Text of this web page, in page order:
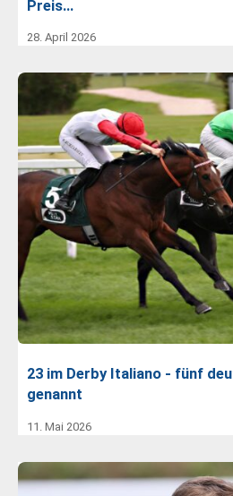
Preis…
28. April 2026
23 im Derby Italiano - fünf
genannt
11. Mai 2026